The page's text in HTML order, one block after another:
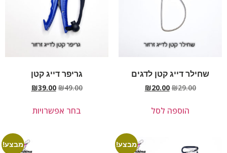
שחילר דייג קטן לדגים
₪29.00
₪20.00
הוספה לסל
גריפר דייג קטן
₪49.00
₪39.00
בחר אפשרויות
מבצע! מבצע!